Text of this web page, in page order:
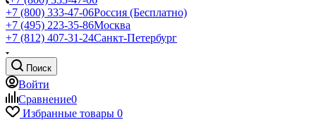
+7 (800) 333-47-06Россия (Бесплатно)
+7 (495) 223-35-86Москва
+7 (812) 407-31-24Санкт-Петербург
Поиск
Войти
Сравнение0
Избранные товары 0